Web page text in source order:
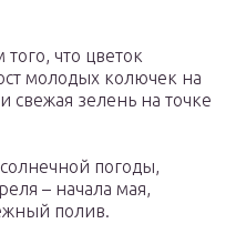
что цветок
молодых колючек на
свежая зелень на точке
погоды,
– начала мая,
полив.